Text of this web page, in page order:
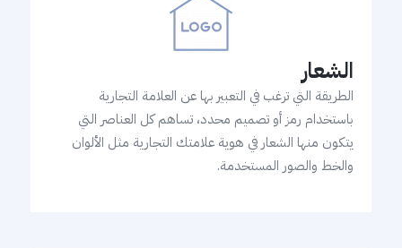
الشعار
الطريقة التي ترغب في التعبير بها عن العلامة التجارية
باستخدام رمز أو تصميم محدد، تساهم كل العناصر التي
يتكون منها الشعار في هوية علامتك التجارية مثل الألوان
والخط والصور المستخدمة.